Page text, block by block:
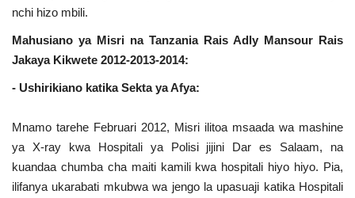
nchi hizo mbili.
Mahusiano ya Misri na Tanzania Rais Adly Mansour Rais
Jakaya Kikwete 2012-2013-2014:
- Ushirikiano katika Sekta ya Afya:
Mnamo tarehe Februari 2012, Misri ilitoa msaada wa mashine
ya X-ray kwa Hospitali ya Polisi jijini Dar es Salaam, na
kuandaa chumba cha maiti kamili kwa hospitali hiyo hiyo. Pia,
ilifanya ukarabati mkubwa wa jengo la upasuaji katika Hospitali